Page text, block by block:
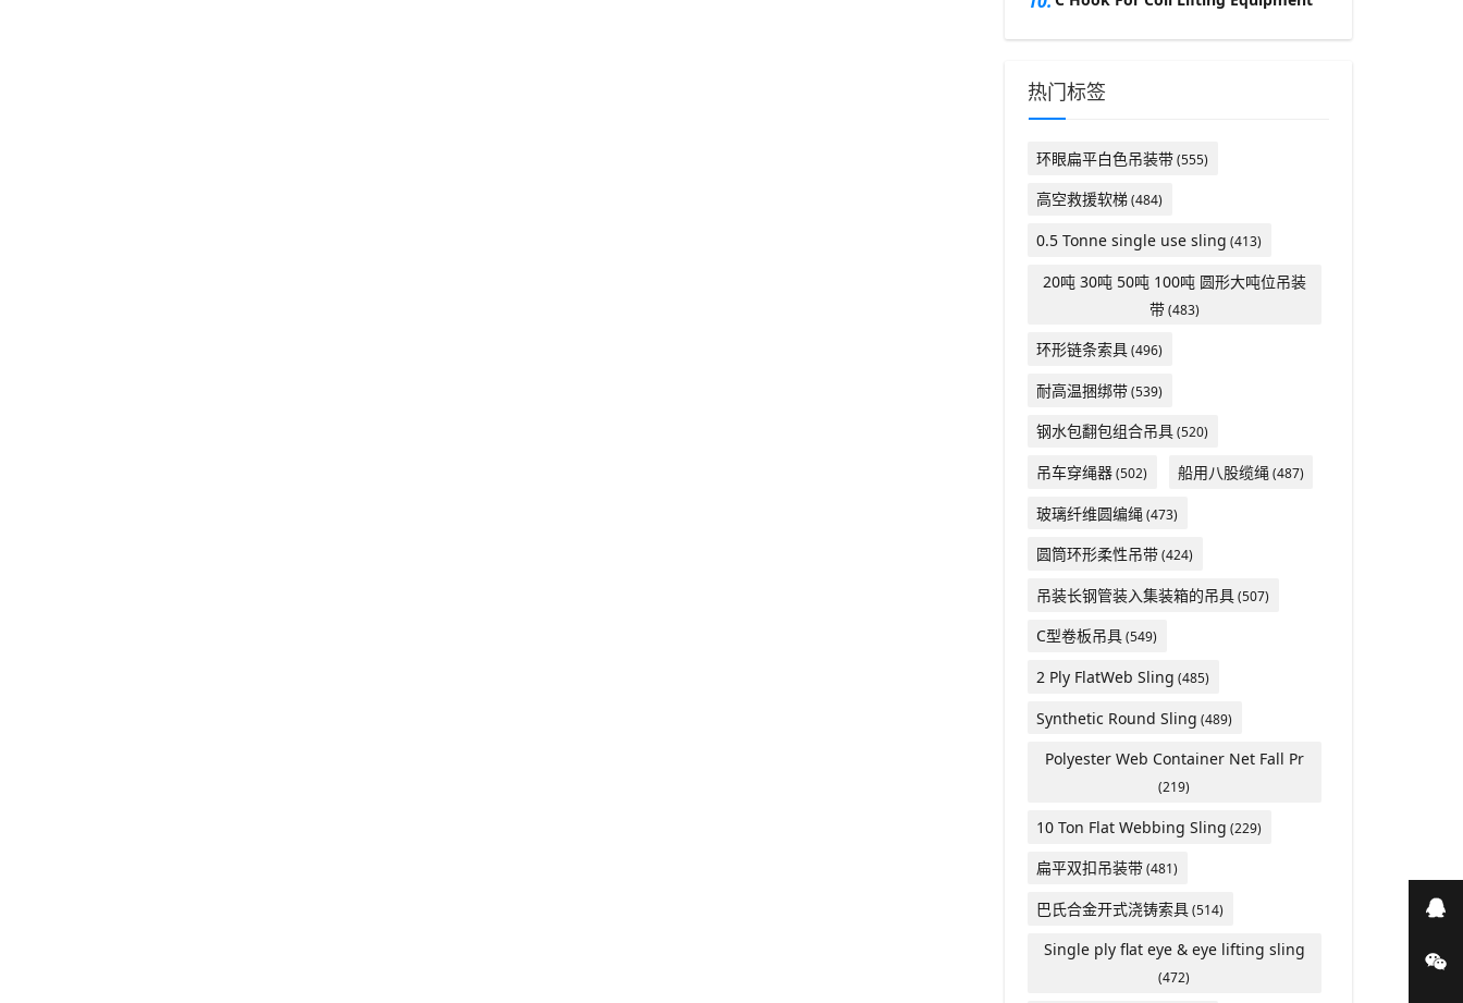
热门标签
环眼扁平白色吊装带(555)
高空救援软梯(484)
0.5 Tonne single use sling (413)
20吨 30吨 50吨 100吨 圆形大吨位吊装
带(483)
环形链条索具(496)
耐高温捆绑带(539)
钢水包翻包组合吊具(520)
吊车穿绳器(502) 船用八股缆绳(487)
玻璃纤维圆编绳 (473)
圆筒环形柔性吊带(424)
吊装长钢管装入集装箱的吊具(507)
C型卷板吊具(549)
2 Ply FlatWeb Sling (485)
Synthetic Round Sling (489)
Polyester Web Container Net Fall Pr
(219)
10 Ton Flat Webbing Sling (229)
扁平双扣吊装带(481)
巴氏合金开式浇铸索具(514)
Single ply flat eye & eye lifting sling
(472)
在
微